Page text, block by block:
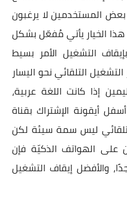
المستخدمين لا يرغبون
الخيار يأتي مُفعّل بشكل
التشغيل الأمر بسيط
التلقائي نحو اليسار
إذا كانت اللغة عربية،
أيقونة الإشتراك بقناة
ليس سمة سيئة لكن
على الهواتف الذكيّة فإن
والأفضل إيقاف التشغيل